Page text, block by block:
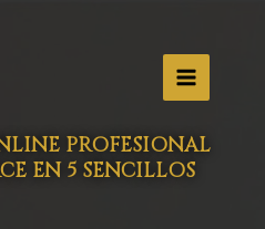
PROFESIONAL
EN 5 SENCILLOS